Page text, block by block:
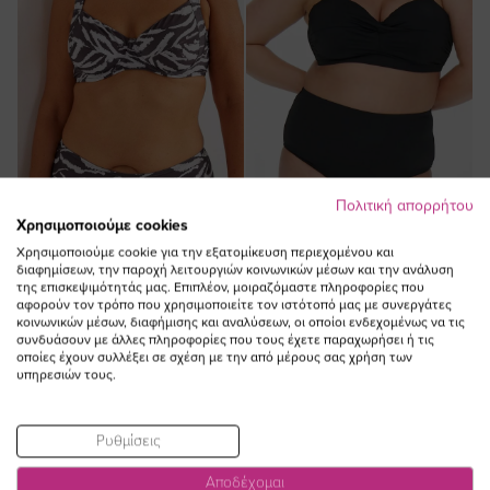
ΚΑΛΑΘΙ
Bikini-top με μπανέλα σε εκρού/
καφέ zebra-print plus size
(-10%)
Ειδική
Τιμή
50,40 €
56,00 €
ΠΡΟΣΘΗΚΗ ΣΤΟ
Bikini-top με σούρα σε μαύρο
χρώμα
37,00 €
Πολιτική απορρήτου
Χρησιμοποιούμε cookies
Χρησιμοποιούμε cookie για την εξατομίκευση περιεχομένου και
διαφημίσεων, την παροχή λειτουργιών κοινωνικών μέσων και την ανάλυση
της επισκεψιμότητάς μας. Επιπλέον, μοιραζόμαστε πληροφορίες που
αφορούν τον τρόπο που χρησιμοποιείτε τον ιστότοπό μας με συνεργάτες
κοινωνικών μέσων, διαφήμισης και αναλύσεων, οι οποίοι ενδεχομένως να τις
συνδυάσουν με άλλες πληροφορίες που τους έχετε παραχωρήσει ή τις
οποίες έχουν συλλέξει σε σχέση με την από μέρους σας χρήση των
υπηρεσιών τους.
Ρυθμίσεις
Αποδέχομαι